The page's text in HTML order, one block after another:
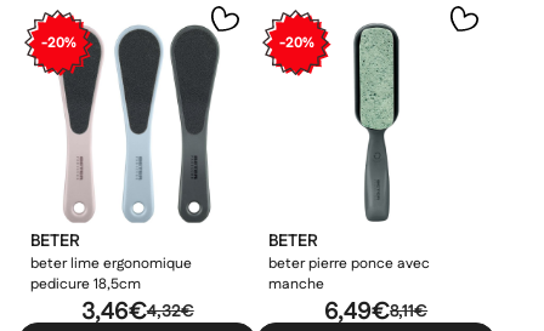
-20%
BETER
beter lime ergonomique
pedicure 18,5cm
4,32€
3,46€
-20%
BETER
beter pierre ponce avec
manche
8,11€
6,49€